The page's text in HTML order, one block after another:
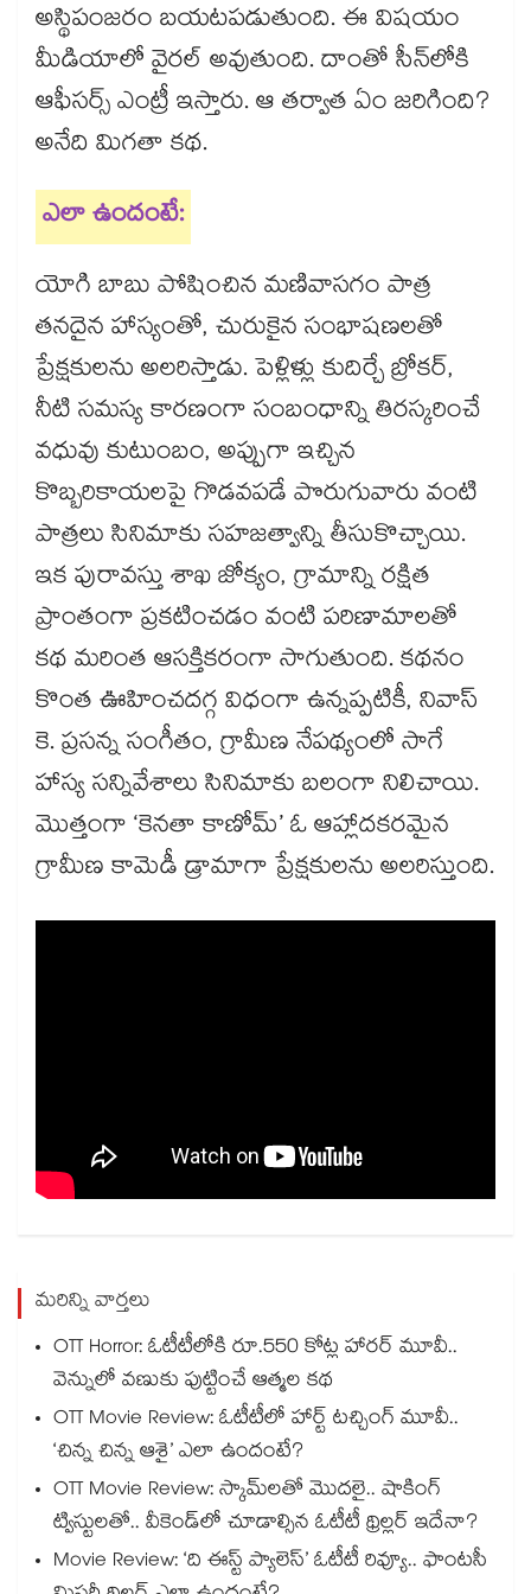
అస్థిపంజరం బయటపడుతుంది. ఈ విషయం
మీడియాలో వైరల్ అవుతుంది. దాంతో సీన్​లోకి
ఆఫీసర్స్​ ఎంట్రీ ఇస్తారు. ఆ తర్వాత ఏం జరిగింది?
అనేది మిగతా కథ.
ఎలా ఉందంటే:
యోగి బాబు పోషించిన మణివాసగం పాత్ర
తనదైన హాస్యంతో, చురుకైన సంభాషణలతో
ప్రేక్షకులను అలరిస్తాడు. పెళ్లిళ్లు కుదిర్చే బ్రోకర్,
నీటి సమస్య కారణంగా సంబంధాన్ని తిరస్కరించే
వధువు కుటుంబం, అప్పుగా ఇచ్చిన
కొబ్బరికాయలపై గొడవపడే పొరుగువారు వంటి
పాత్రలు సినిమాకు సహజత్వాన్ని తీసుకొచ్చాయి.
ఇక పురావస్తు శాఖ జోక్యం, గ్రామాన్ని రక్షిత
ప్రాంతంగా ప్రకటించడం వంటి పరిణామాలతో
కథ మరింత ఆసక్తికరంగా సాగుతుంది. కథనం
కొంత ఊహించదగ్గ విధంగా ఉన్నప్పటికీ, నివాస్
కె. ప్రసన్న సంగీతం, గ్రామీణ నేపథ్యంలో సాగే
హాస్య సన్నివేశాలు సినిమాకు బలంగా నిలిచాయి.
మొత్తంగా ‘కెనతా కాణోమ్’ ఓ ఆహ్లాదకరమైన
గ్రామీణ కామెడీ డ్రామాగా ప్రేక్షకులను అలరిస్తుంది.
మరిన్ని వార్తలు
OTT Horror: ఓటీటీలోకి రూ.550 కోట్ల హారర్ మూవీ..
వెన్నులో వణుకు పుట్టించే ఆత్మల కథ
OTT Movie Review: ఓటీటీలో హార్ట్ టచ్చింగ్ మూవీ..
‘చిన్న చిన్న ఆశై’ ఎలా ఉందంటే?
OTT Movie Review: స్కామ్‌లతో మొదలై.. షాకింగ్
ట్విస్టులతో.. వీకెండ్‌లో చూడాల్సిన ఓటీటీ థ్రిల్లర్ ఇదేనా?
Movie Review: ‘ది ఈస్ట్ ప్యాలెస్’ ఓటీటీ రివ్యూ.. ఫాంటసీ